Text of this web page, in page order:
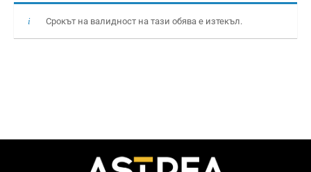
Срокът на валидност на тази обява е изтекъл.